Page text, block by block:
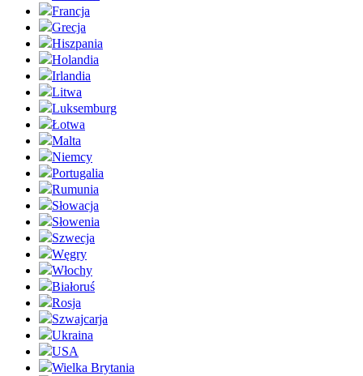
Francja
Grecja
Hiszpania
Holandia
Irlandia
Litwa
Luksemburg
Łotwa
Malta
Niemcy
Portugalia
Rumunia
Słowacja
Słowenia
Szwecja
Węgry
Włochy
Białoruś
Rosja
Szwajcarja
Ukraina
USA
Wielka Brytania